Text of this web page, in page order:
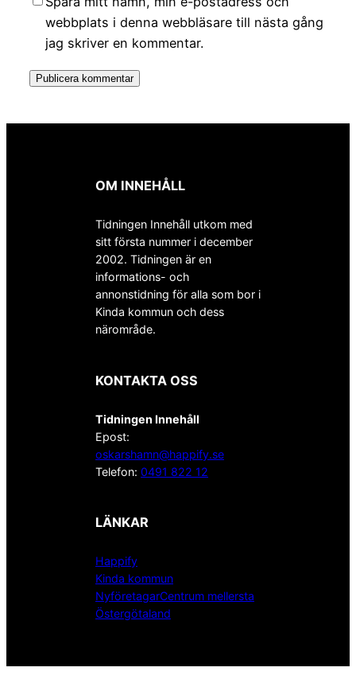
webbplats i denna webbläsare till nästa gång
jag skriver en kommentar.
OM INNEHÅLL
Tidningen Innehåll utkom med
sitt första nummer i december
2002. Tidningen är en
informations- och
annonstidning för alla som bor i
Kinda kommun och dess
närområde.
KONTAKTA OSS
Tidningen Innehåll
Epost:
oskarshamn@happify.se
Telefon: 0491 822 12
LÄNKAR
Happify
Kinda kommun
NyföretagarCentrum mellersta
Östergötaland